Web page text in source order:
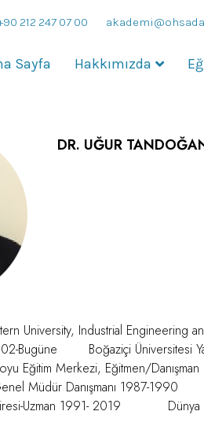
212 247 07 00
Sayfa Hakkımızda
DR. UĞUR
University, Industrial Engineering
Bugüne Boğaziçi Üniversitesi
Eğitim Merkezi, Eğitmen/
Danışmanı 1987-
Uzman 1991- 2019